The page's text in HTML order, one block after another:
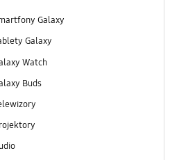
Galaxy
Galaxy
Watch
Buds